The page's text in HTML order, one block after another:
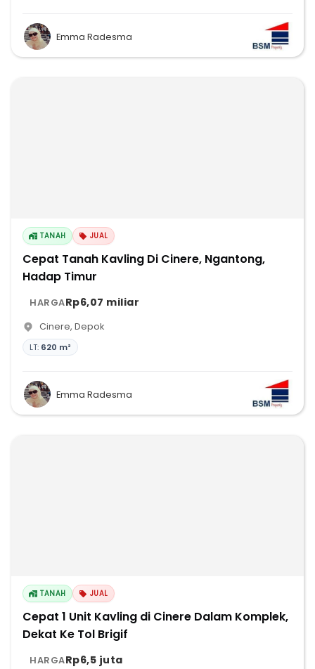
Emma Radesma
TANAH JUAL
Cepat Tanah Kavling Di Cinere, Ngantong,
Hadap Timur
HARGARp6,07 miliar
Cinere, Depok
LT: 620 m²
Emma Radesma
TANAH JUAL
Cepat 1 Unit Kavling di Cinere Dalam Komplek,
Dekat Ke Tol Brigif
HARGARp6,5 juta